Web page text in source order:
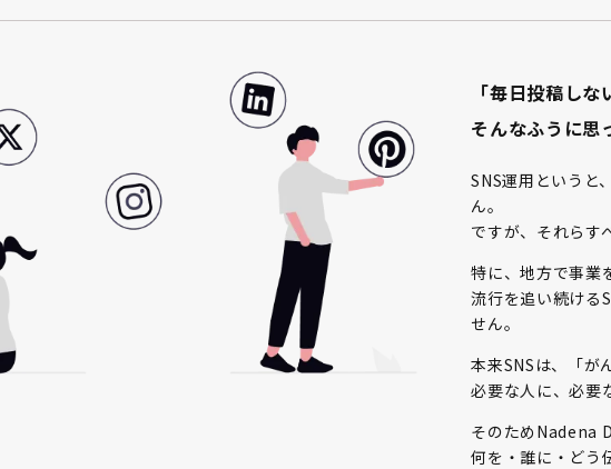
「毎日投稿しな
そんなふうに思
SNS運用というと
ん。
ですが、それらす
特に、地方で事業
流行を追い続ける
せん。
本来SNSは、「が
必要な人に、必要
そのためNadena
何を・誰に・どう